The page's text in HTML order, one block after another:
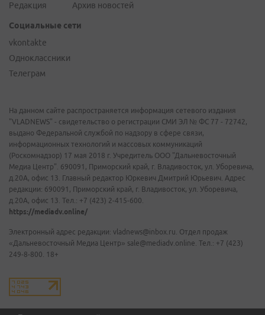
Редакция
Архив новостей
Социальные сети
vkontakte
Одноклассники
Телеграм
На данном сайте распространяется информация сетевого издания
"VLADNEWS" - свидетельство о регистрации СМИ ЭЛ № ФС 77 - 72742,
выдано Федеральной службой по надзору в сфере связи,
информационных технологий и массовых коммуникаций
(Роскомнадзор) 17 мая 2018 г. Учредитель ООО "Дальневосточный
Медиа Центр". 690091, Приморский край, г. Владивосток, ул. Уборевича,
д.20А, офис 13. Главный редактор Юркевич Дмитрий Юрьевич. Адрес
редакции: 690091, Приморский край, г. Владивосток, ул. Уборевича,
д.20А, офис 13. Тел.: +7 (423) 2-415-600.
https://mediadv.online/
Электронный адрес редакции: vladnews@inbox.ru. Отдел продаж
«Дальневосточный Медиа Центр» sale@mediadv.online. Тел.: +7 (423)
249-8-800. 18+